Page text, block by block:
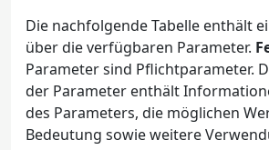
Die nachfolgende Tabelle enthält
über die verfügbaren Parameter.
Parameter sind Pflichtparameter.
der Parameter enthält
des Parameters, die möglichen
Bedeutung sowie weitere